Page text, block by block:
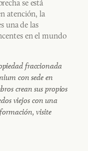
se está
atención, la
una de las
en el mundo
fraccionada
con sede en
crean sus propios
viejos con una
visite